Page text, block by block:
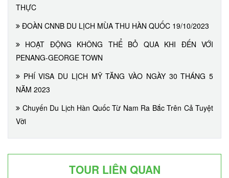
THỰC
ĐOÀN CNNB DU LỊCH MÙA THU HÀN QUỐC 19/10/2023
HOẠT ĐỘNG KHÔNG THỂ BỎ QUA KHI ĐẾN VỚI
PENANG-GEORGE TOWN
PHÍ VISA DU LỊCH MỸ TĂNG VÀO NGÀY 30 THÁNG 5
NĂM 2023
Chuyến Du Lịch Hàn Quốc Từ Nam Ra Bắc Trên Cả Tuyệt
Vời
TOUR LIÊN QUAN